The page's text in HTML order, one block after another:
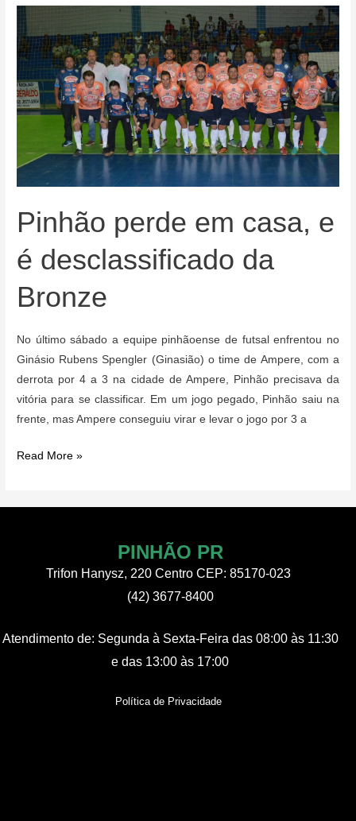
Escola
Municipal
Água
Verde
Pinhão perde em casa, e
é desclassificado da
Bronze
No último sábado a equipe pinhãoense de futsal enfrentou no
Ginásio Rubens Spengler (Ginasião) o time de Ampere, com a
derrota por 4 a 3 na cidade de Ampere, Pinhão precisava da
vitória para se classificar. Em um jogo pegado, Pinhão saiu na
frente, mas Ampere conseguiu virar e levar o jogo por 3 a
Pinhão
desclassificado
Read More »
PINHÃO PR
Trifon Hanysz, 220 Centro CEP: 85170-023
(42) 3677-8400
Atendimento de: Segunda à Sexta-Feira das 08:00 às 11:30
e das 13:00 às 17:00
Política de Privacidade